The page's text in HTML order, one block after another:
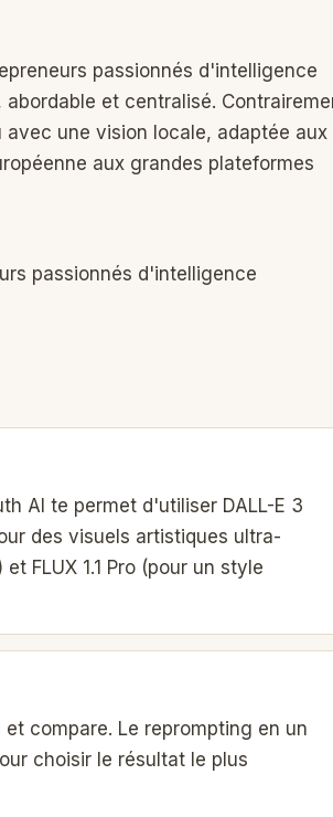
passionnés d'intelligence
et centralisé.
une vision locale, adaptée aux
aux grandes plateformes
passionnés d'intelligence
AI te permet d'utiliser DALL-E 3
des visuels artistiques ultra-
FLUX 1.1 Pro (pour un style
compare. Le reprompting en un
choisir le résultat le plus